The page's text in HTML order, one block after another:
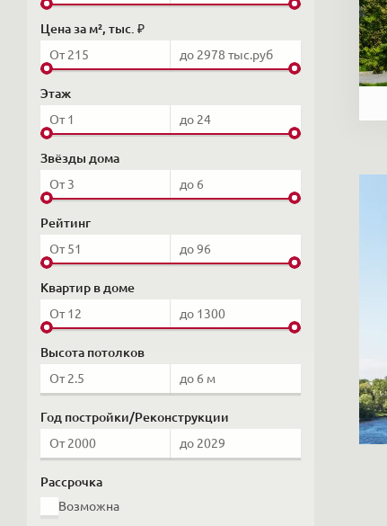
Цена за м², тыс. ₽
Этаж
Звёзды дома
Рейтинг
Квартир в доме
Высота потолков
Год постройки/Реконструкции
Рассрочка
Возможна